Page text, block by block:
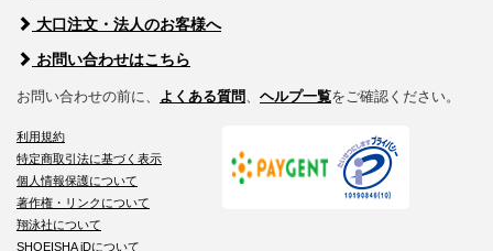
大口注文・法人のお客様へ
お問い合わせはこちら
お問い合わせの前に、 よくある質問 ヘルプ一覧をご確認ください。
利用規約
特定商取引法に基づく表示
個人情報保護について
著作権・リンクについて
翔泳社について
SHOEISHA iDについて